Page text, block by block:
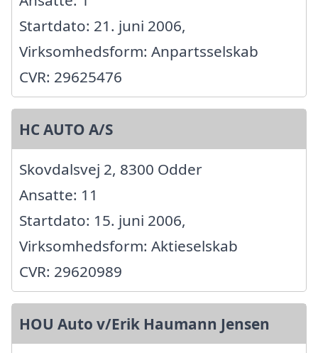
Startdato: 21. juni 2006,
Virksomhedsform: Anpartsselskab
CVR: 29625476
HC AUTO A/S
Skovdalsvej 2, 8300 Odder
Ansatte: 11
Startdato: 15. juni 2006,
Virksomhedsform: Aktieselskab
CVR: 29620989
HOU Auto v/Erik Haumann Jensen